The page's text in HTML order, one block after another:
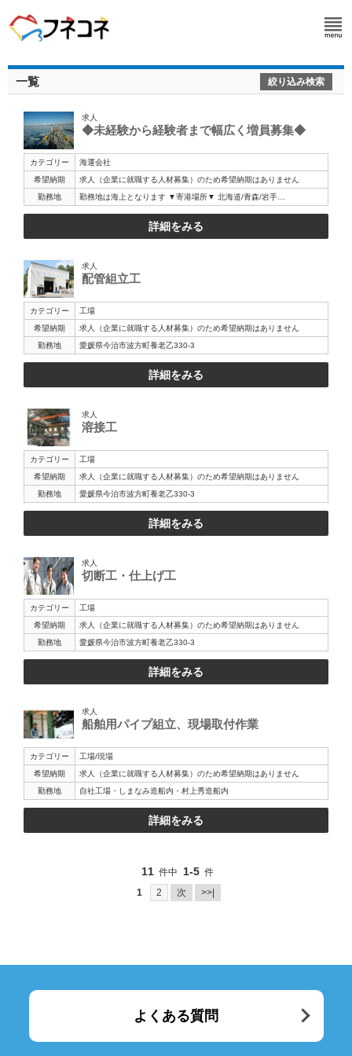
一覧 絞り込み検索
求人
◆未経験から経験者まで幅広く増員募集◆
カテゴリー
海運会社
希望納期
求人（企業に就職する人材募集）のため希望納期はありません
勤務地
勤務地は海上となります ▼寄港場所▼ 北海道/青森/岩手…
詳細をみる
求人
配管組立工
カテゴリー
工場
希望納期
求人（企業に就職する人材募集）のため希望納期はありません
勤務地
愛媛県今治市波方町養老乙330-3
詳細をみる
求人
溶接工
カテゴリー
工場
希望納期
求人（企業に就職する人材募集）のため希望納期はありません
勤務地
愛媛県今治市波方町養老乙330-3
詳細をみる
求人
切断工・仕上げ工
カテゴリー
工場
希望納期
求人（企業に就職する人材募集）のため希望納期はありません
勤務地
愛媛県今治市波方町養老乙330-3
詳細をみる
求人
船舶用パイプ組立、現場取付作業
カテゴリー
工場/現場
希望納期
求人（企業に就職する人材募集）のため希望納期はありません
勤務地
自社工場・しまなみ造船内・村上秀造船内
詳細をみる
11 件中 1-5 件
1
2 次 >>|
よくある質問